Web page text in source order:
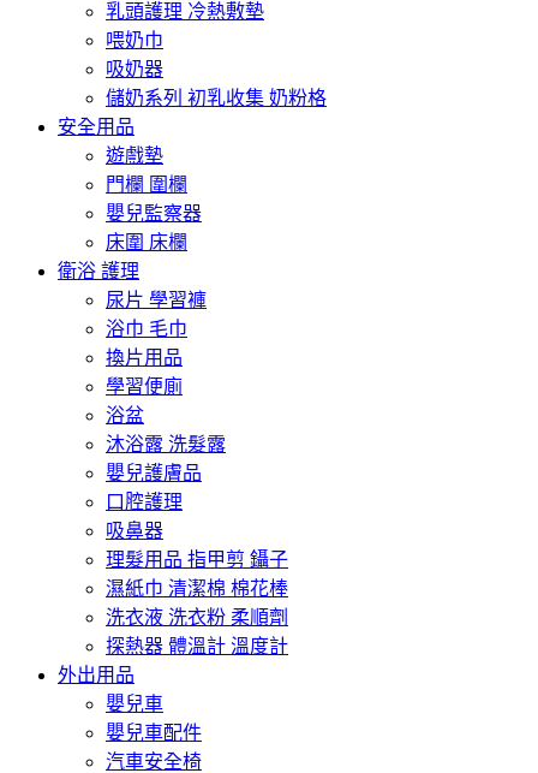
乳頭護理 冷熱敷墊
喂奶巾
吸奶器
儲奶系列 初乳收集 奶粉格
安全用品
遊戲墊
門欄 圍欄
嬰兒監察器
床圍 床欄
衛浴 護理
尿片 學習褲
浴巾 毛巾
換片用品
學習便廁
浴盆
沐浴露 洗髮露
嬰兒護膚品
口腔護理
吸鼻器
理髮用品 指甲剪 鑷子
濕紙巾 清潔棉 棉花棒
洗衣液 洗衣粉 柔順劑
探熱器 體溫計 溫度計
外出用品
嬰兒車
嬰兒車配件
汽車安全椅